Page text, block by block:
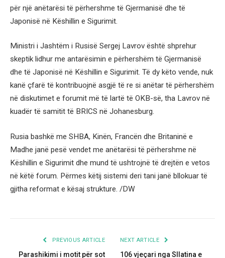
për një anëtarësi të përhershme të Gjermanisë dhe të
Japonisë në Këshillin e Sigurimit.
Ministri i Jashtëm i Rusisë Sergej Lavrov është shprehur
skeptik lidhur me antarësimin e përhershëm të Gjermanisë
dhe të Japonisë në Këshillin e Sigurimit. Të dy këto vende, nuk
kanë çfarë të kontribuojnë asgjë të re si anëtar të përhershëm
në diskutimet e forumit më të lartë të OKB-së, tha Lavrov në
kuadër të samitit të BRICS në Johanesburg.
Rusia bashkë me SHBA, Kinën, Francën dhe Britaninë e
Madhe janë pesë vendet me anëtarësi të përhershme në
Këshillin e Sigurimit dhe mund të ushtrojnë të drejtën e vetos
në këtë forum. Përmes këtij sistemi deri tani janë bllokuar të
gjitha reformat e kësaj strukture. /DW
PREVIOUS ARTICLE
Parashikimi i motit për sot
NEXT ARTICLE
106 vjeçari nga Sllatina e